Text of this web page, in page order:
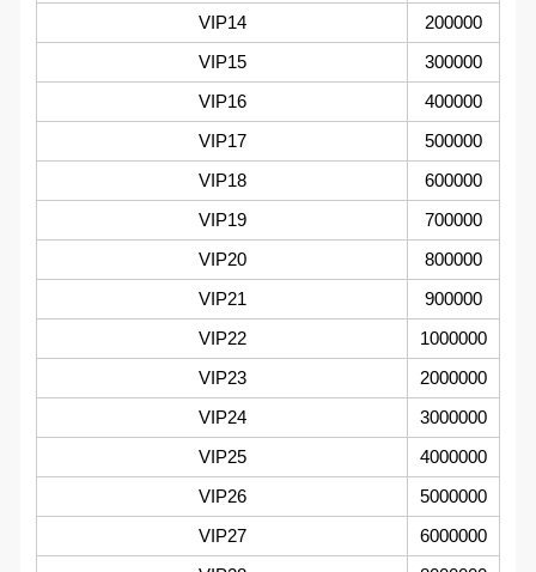
VIP14
200000
VIP15
300000
VIP16
400000
VIP17
500000
VIP18
600000
VIP19
700000
VIP20
800000
VIP21
900000
VIP22
1000000
VIP23
2000000
VIP24
3000000
VIP25
4000000
VIP26
5000000
VIP27
6000000